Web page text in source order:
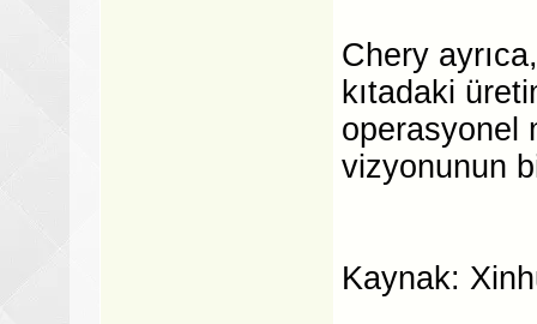
Chery
kıtadaki
operasyonel
vizyonunun
Kaynak: